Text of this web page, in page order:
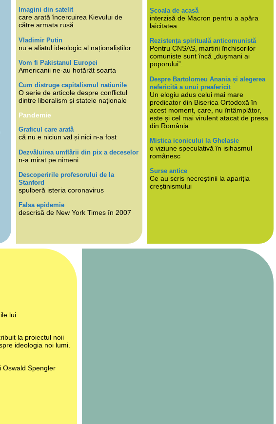
Imagini din satelit
care arată încercuirea Kievului de
către armata rusă
Vladimir Putin
nu e aliatul ideologic al naționaliștilor
Vom fi Pakistanul Europei
Americanii ne-au hotărât soarta
Cum distruge capitalismul națiunile
O serie de articole despre conflictul
dintre liberalism și statele naționale
Pandemie
Graficul care arată
că nu e niciun val și nici n-a fost
Dezvăluirea umflării din pix a deceselor
n-a mirat pe nimeni
Descoperirile profesorului de la
Stanford
spulberă isteria coronavirus
Falsa epidemie
descrisă de New York Times în 2007
Școala de acasă
interzisă de Macron pentru a apăra
laicitatea
Rezistența spirituală anticomunistă
Pentru CNSAS, martirii închisorilor
comuniste sunt încă „dușmani ai
poporului”.
Despre Bartolomeu Anania și alegerea
nefericită a unui preafericit
Un elogiu adus celui mai mare
predicator din Biserica Ortodoxă în
acest moment, care, nu întâmplător,
este și cel mai virulent atacat de presa
din România
Mistica iconicului la Ghelasie
o viziune speculativă în isihasmul
românesc
Surse antice
Ce au scris necreștinii la apariția
creștinismului
lui
la proiectul noii
ideologia noi lumi.
Oswald Spengler